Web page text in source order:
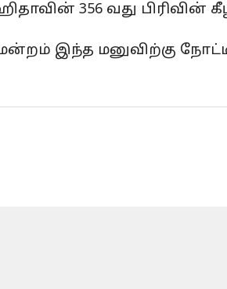
356 வது பிரிவின்
இந்த மனுவிற்கு